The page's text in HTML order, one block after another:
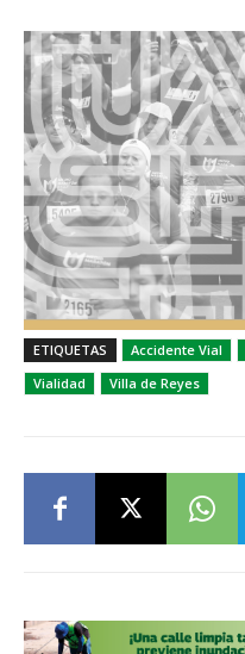
ETIQUETAS Accidente Vial
Vialidad
Villa de Reyes